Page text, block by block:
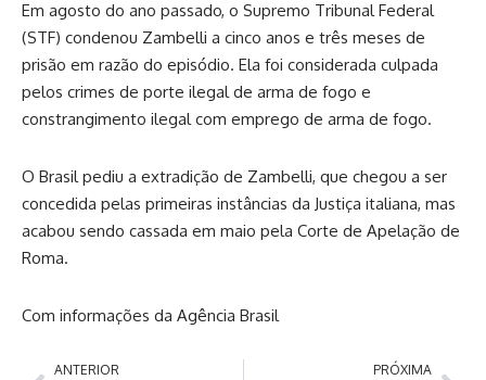
Em agosto do ano passado, o Supremo Tribunal Federal
(STF) condenou Zambelli a cinco anos e três meses de
prisão em razão do episódio. Ela foi considerada culpada
pelos crimes de porte ilegal de arma de fogo e
constrangimento ilegal com emprego de arma de fogo.
O Brasil pediu a extradição de Zambelli, que chegou a ser
concedida pelas primeiras instâncias da Justiça italiana, mas
acabou sendo cassada em maio pela Corte de Apelação de
Roma.
Com informações da Agência Brasil
ANTERIOR PRÓXIMA